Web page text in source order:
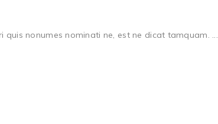
nonumes nominati ne, est ne dicat tamquam. ...